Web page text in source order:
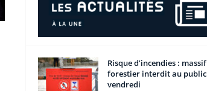
Risque d’incendies : massif
forestier interdit au public
vendredi